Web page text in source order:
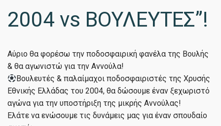
2004 vs ΒΟΥΛΕΥΤΕΣ”!
Αύριο θα φορέσω την ποδοσφαιρική φανέλα της Βουλής
& θα αγωνιστώ για την Αννούλα!
Βουλευτές & παλαίμαχοι ποδοσφαιριστές της Χρυσής
Εθνικής Ελλάδας του 2004, θα δώσουμε έναν ξεχωριστό
αγώνα για την υποστήριξη της μικρής Αννούλας!
Ελάτε να ενώσουμε τις δυνάμεις μας για έναν σπουδαίο